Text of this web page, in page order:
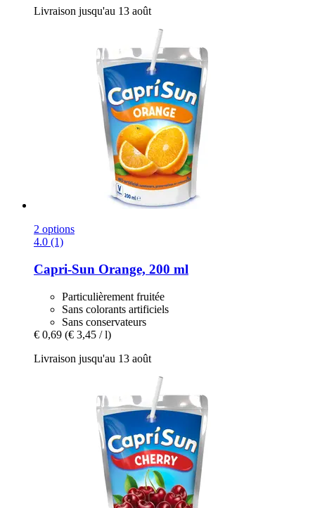
Livraison jusqu'au 13 août
2 options
4.0 (1)
Capri-Sun Orange, 200 ml
Particulièrement fruitée
Sans colorants artificiels
Sans conservateurs
€ 0,69 (€ 3,45 / l)
Livraison jusqu'au 13 août